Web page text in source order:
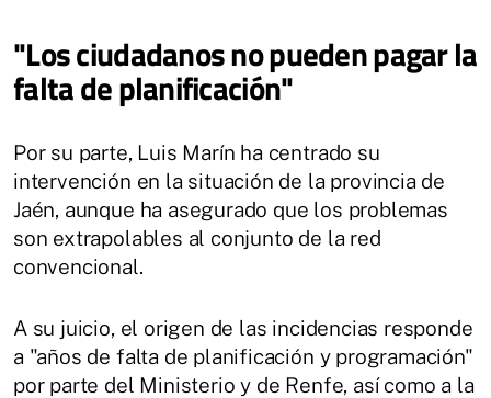
"Los ciudadanos no pueden pagar la
falta de planificación"
Por su parte, Luis Marín ha centrado su
intervención en la situación de la provincia de
Jaén, aunque ha asegurado que los problemas
son extrapolables al conjunto de la red
convencional.
A su juicio, el origen de las incidencias responde
a "años de falta de planificación y programación"
por parte del Ministerio y de Renfe, así como a la